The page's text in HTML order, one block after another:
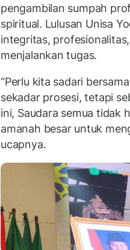
pengambilan sumpah
spiritual. Lulusan Unisa
integritas,
menjalankan tugas.
“Perlu kita sadari
sekadar prosesi, tetapi
ini, Saudara semua tidak
amanah besar untuk
ucapnya.